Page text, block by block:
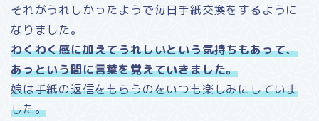
それがうれしかったようで毎日手紙交換をするように
なりました。
わくわく感に加えてうれしいという気持ちもあって、
あっという間に言葉を覚えていきました。
娘は手紙の返信をもらうのをいつも楽しみにしていま
した。